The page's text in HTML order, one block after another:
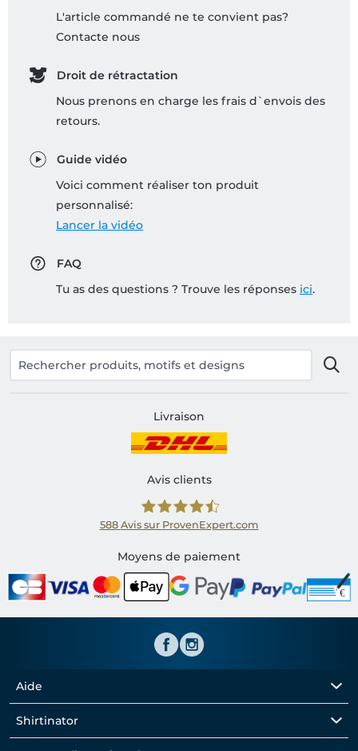
L'article commandé ne te convient pas?
Contacte nous
Droit de rétractation
Nous prenons en charge les frais d`envois des
retours.
Guide vidéo
Voici comment réaliser ton produit
personnalisé:
Lancer la vidéo
FAQ
Tu as des questions ? Trouve les réponses ici.
Livraison
Avis clients
Shirtinator FR
588 Avis sur ProvenExpert.com
Moyens de paiement
Aide
Shirtinator